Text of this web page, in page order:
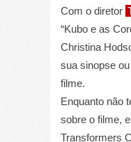
Com o diretor
“Kubo e as
Christina
sua sinopse
filme.
Enquanto não
sobre o filme,
Transformers